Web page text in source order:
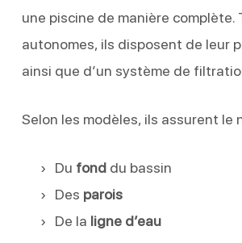
une piscine de manière complète.
autonomes, ils disposent de leur
ainsi que d’un système de
Selon les modèles, ils assurent le
Du fonddu bassin
Des parois
De la ligne d’eau